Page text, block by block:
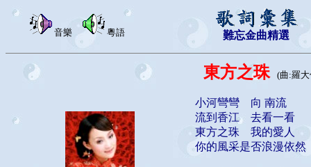
音樂 粵語 難忘金曲精選
東方之珠 (曲:羅
小河彎彎 向 南流
流到香江 去看一看
東方之珠 我的愛人
你的風采是否浪漫依然